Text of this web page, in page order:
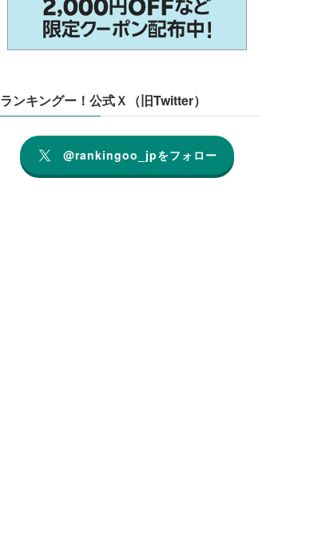
ランキングー！公式Ｘ（旧Twitter）
@rankingoo_jpをフォロー